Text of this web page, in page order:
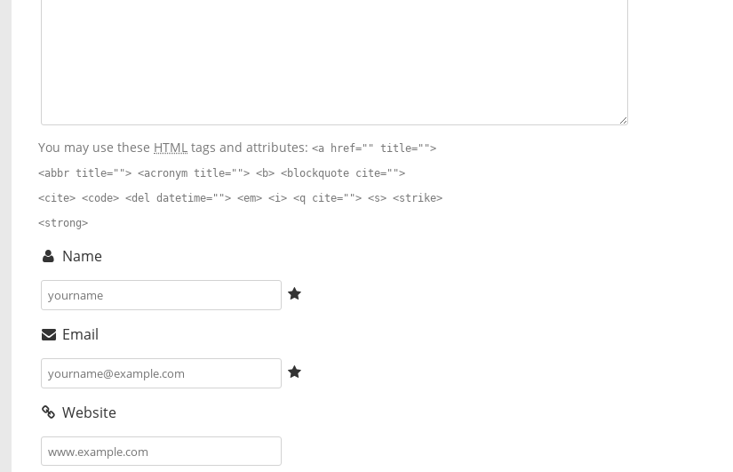
You may use these HTML tags and attributes:<a href="" title="">
<abbr title=""> <acronym title=""> <b> <blockquote cite="">
<cite> <code> <del datetime=""> <em> <i> <q cite=""> <s> <strike>
<strong>
Name
Email
Website